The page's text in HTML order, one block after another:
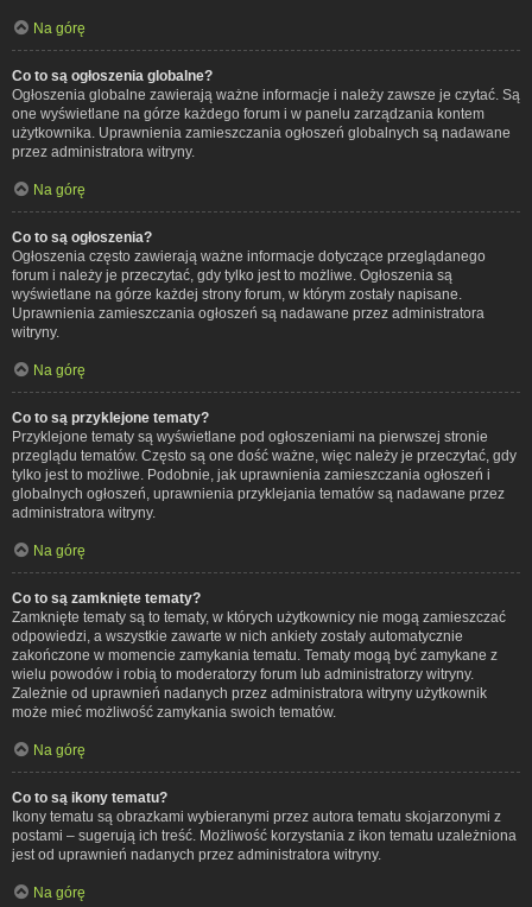
Na górę
Co to są ogłoszenia globalne?
Ogłoszenia globalne zawierają ważne informacje i należy zawsze je czytać. Są
one wyświetlane na górze każdego forum i w panelu zarządzania kontem
użytkownika. Uprawnienia zamieszczania ogłoszeń globalnych są nadawane
przez administratora witryny.
Na górę
Co to są ogłoszenia?
Ogłoszenia często zawierają ważne informacje dotyczące przeglądanego
forum i należy je przeczytać, gdy tylko jest to możliwe. Ogłoszenia są
wyświetlane na górze każdej strony forum, w którym zostały napisane.
Uprawnienia zamieszczania ogłoszeń są nadawane przez administratora
witryny.
Na górę
Co to są przyklejone tematy?
Przyklejone tematy są wyświetlane pod ogłoszeniami na pierwszej stronie
przeglądu tematów. Często są one dość ważne, więc należy je przeczytać, gdy
tylko jest to możliwe. Podobnie, jak uprawnienia zamieszczania ogłoszeń i
globalnych ogłoszeń, uprawnienia przyklejania tematów są nadawane przez
administratora witryny.
Na górę
Co to są zamknięte tematy?
Zamknięte tematy są to tematy, w których użytkownicy nie mogą zamieszczać
odpowiedzi, a wszystkie zawarte w nich ankiety zostały automatycznie
zakończone w momencie zamykania tematu. Tematy mogą być zamykane z
wielu powodów i robią to moderatorzy forum lub administratorzy witryny.
Zależnie od uprawnień nadanych przez administratora witryny użytkownik
może mieć możliwość zamykania swoich tematów.
Na górę
Co to są ikony tematu?
Ikony tematu są obrazkami wybieranymi przez autora tematu skojarzonymi z
postami – sugerują ich treść. Możliwość korzystania z ikon tematu uzależniona
jest od uprawnień nadanych przez administratora witryny.
Na górę